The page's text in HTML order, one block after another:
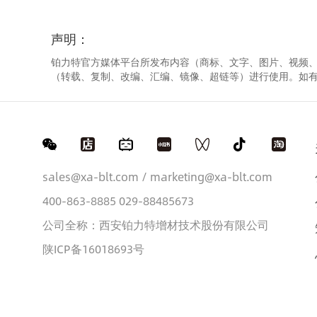
声明：
铂力特官方媒体平台所发布内容（商标、文字、图片、视
（转载、复制、改编、汇编、镜像、超链等）进行使用。
sales@xa-blt.com / marketing@xa-blt.com
400-863-8885 029-88485673
公司全称：西安铂力特增材技术股份有限公司
陕ICP备16018693号